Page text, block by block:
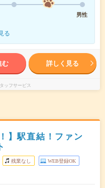
男性
る
む 詳しく見る
ッフサービス
】駅直結！ファン
残業なし WEB登録OK